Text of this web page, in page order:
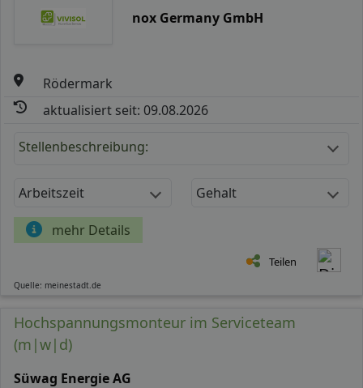
nox Germany GmbH
Rödermark
aktualisiert seit: 09.08.2026
Stellenbeschreibung:
Arbeitszeit Gehalt
mehr Details
Teilen
Quelle: meinestadt.de
Hochspannungsmonteur im Serviceteam
(m|w|d)
Süwag Energie AG